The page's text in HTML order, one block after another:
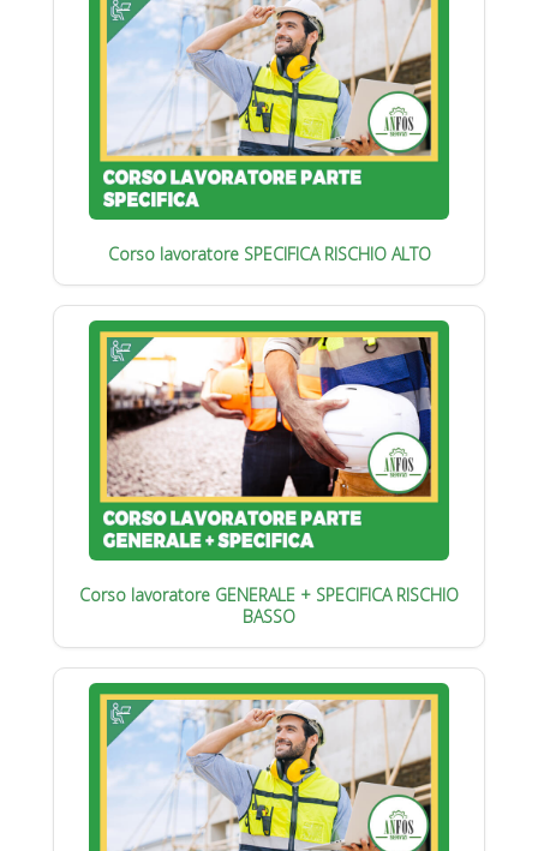
Corso lavoratore SPECIFICA RISCHIO ALTO
Corso lavoratore GENERALE + SPECIFICA RISCHIO
BASSO